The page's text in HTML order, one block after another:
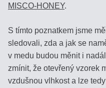
MISCO-HONEY.
S tímto poznatkem jsme
sledovali, zda a jak se
v medu budou měnit i
zmínit, že otevřený vzorek
vzdušnou vlhkost a lze
PŘÍSLUŠENSTVÍ
KALIBRACE
REFRAKTOMETRŮ
HOBBY